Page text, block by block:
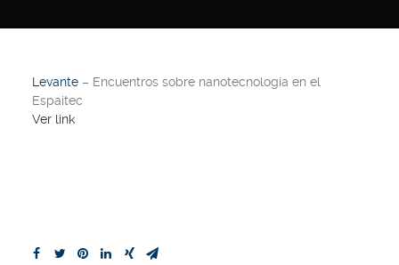
Levante – Encuentros sobre nanotecnología en el
Espaitec
Ver link